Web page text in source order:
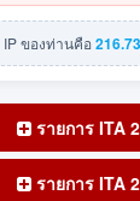
IP ของท่านคือ
รายการ ITA
รายการ ITA